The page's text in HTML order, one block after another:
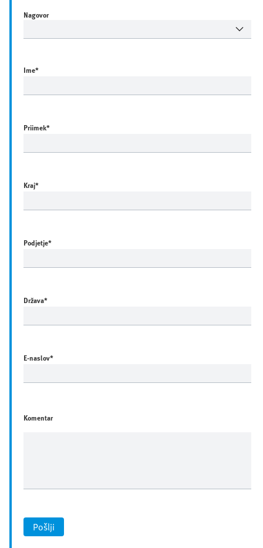
Nagovor
Ime*
Priimek*
Kraj*
Podjetje*
Država*
E-naslov*
Komentar
Pošlji